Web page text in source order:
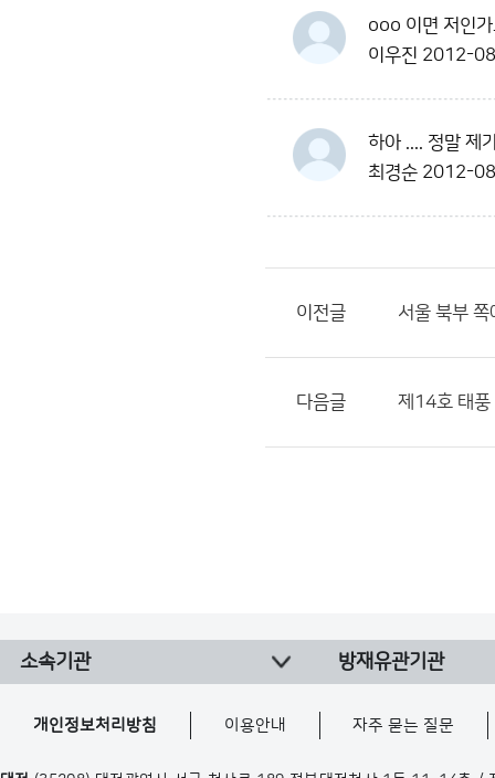
ooo 이면 저인
이우진 2012-
하아 .... 정말 제
최경순 2012-
이전글 서울 북부
다음글 제14호 태풍
소속기관 방재유관기관
개인정보처리방침 이용안내 자주 묻는 질문